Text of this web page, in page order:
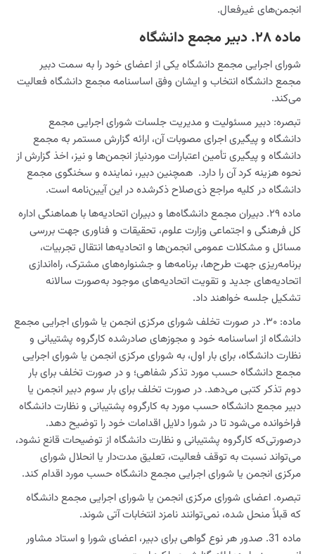
انجمن‌های غیرفعال.
ماده ۲۸. دبیر مجمع دانشگاه
شورای اجرایی مجمع دانشگاه یکی از اعضای خود را به سمت دبیر
مجمع دانشگاه انتخاب و ایشان وفق اساسنامه مجمع دانشگاه فعالیت
می‌کند.
تبصره: دبیر مسئولیت و مدیریت جلسات شورای اجرایی مجمع
دانشگاه و پیگیری اجرای مصوبات آن، ارائه گزارش مستمر به مجمع
دانشگاه و پیگیری تأمین اعتبارات موردنیاز انجمن‌ها و نیز، اخذ گزارش از
نحوه هزینه کرد آن را دارد. همچنین دبیر، نماینده و سخنگوی مجمع
دانشگاه در کلیه مراجع ذی‌صلاح ذکرشده در این آیین‌نامه است.
ماده ۲۹. دبیران مجمع دانشگاه‌ها و دبیران اتحادیه‌ها با هماهنگی اداره
کل فرهنگی و اجتماعی وزارت علوم، تحقیقات و فناوری جهت بررسی
مسائل و مشکلات عمومی انجمن‌ها و اتحادیه‌ها انتقال تجربیات،
برنامه‌ریزی جهت طرح‌ها، برنامه‌ها و جشنواره‌های مشترک، راه‌اندازی
اتحادیه‌های جدید و تقویت اتحادیه‌های موجود به‌صورت سالانه
تشکیل جلسه خواهند داد.
ماده: ۳۰. در صورت تخلف شورای مرکزی انجمن یا شورای اجرایی مجمع
دانشگاه از اساسنامه خود و مجوزهای صادرشده کارگروه پشتیبانی و
نظارت دانشگاه، برای بار اول، به شورای مرکزی انجمن یا شورای اجرایی
مجمع دانشگاه حسب مورد تذکر شفاهی؛ و در صورت تخلف برای بار
دوم تذکر کتبی می‌دهد. در صورت تخلف برای بار سوم دبیر انجمن یا
دبیر مجمع دانشگاه حسب مورد به کارگروه پشتیبانی و نظارت دانشگاه
فراخوانده می‌شود تا در شورا دلایل اقدامات خود را توضیح دهد.
درصورتی‌که کارگروه پشتیبانی و نظارت دانشگاه از توضیحات قانع نشود،
می‌تواند نسبت به توقف فعالیت، تعلیق مدت‌دار یا انحلال شورای
مرکزی انجمن یا شورای اجرایی مجمع دانشگاه حسب مورد اقدام کند.
تبصره. اعضای شورای مرکزی انجمن یا شورای اجرایی مجمع دانشگاه
که قبلاً منحل شده، نمی‌توانند نامزد انتخابات آتی شوند.
ماده 31. صدور هر نوع گواهی برای دبیر، اعضای شورا و استاد مشاور